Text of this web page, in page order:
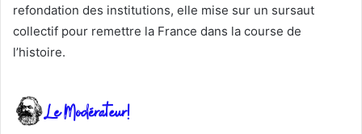
refondation des institutions, elle mise sur un sursaut
collectif pour remettre la France dans la course de
l’histoire.